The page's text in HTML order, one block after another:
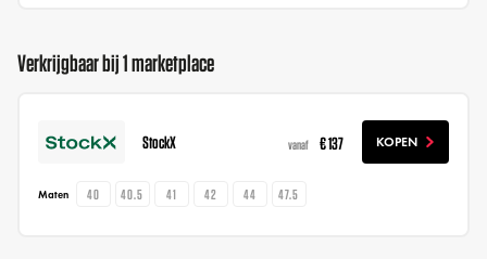
Verkrijgbaar bij 1 marketplace
StockX vanaf € 137 KOPEN
Maten 40 40.5 41 42 44 47.5